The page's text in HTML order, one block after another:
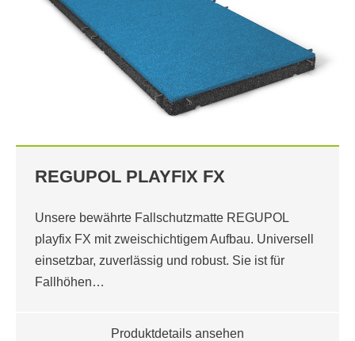
REGUPOL PLAYFIX FX
Unsere bewährte Fallschutzmatte REGUPOL
playfix FX mit zweischichtigem Aufbau. Universell
einsetzbar, zuverlässig und robust. Sie ist für
Fallhöhen…
Produktdetails ansehen